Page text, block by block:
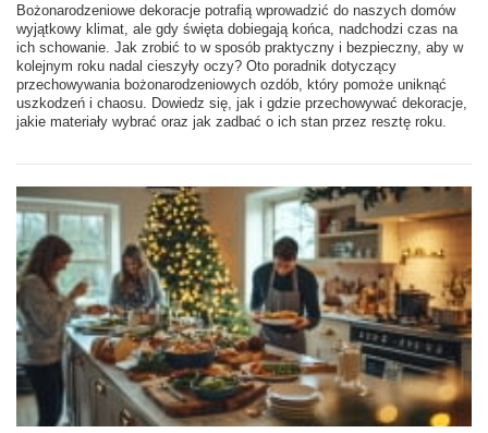
Bożonarodzeniowe dekoracje potrafią wprowadzić do naszych domów
wyjątkowy klimat, ale gdy święta dobiegają końca, nadchodzi czas na
ich schowanie. Jak zrobić to w sposób praktyczny i bezpieczny, aby w
kolejnym roku nadal cieszyły oczy? Oto poradnik dotyczący
przechowywania bożonarodzeniowych ozdób, który pomoże uniknąć
uszkodzeń i chaosu. Dowiedz się, jak i gdzie przechowywać dekoracje,
jakie materiały wybrać oraz jak zadbać o ich stan przez resztę roku.